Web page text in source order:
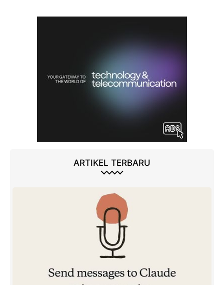
ARTIKEL TERBARU